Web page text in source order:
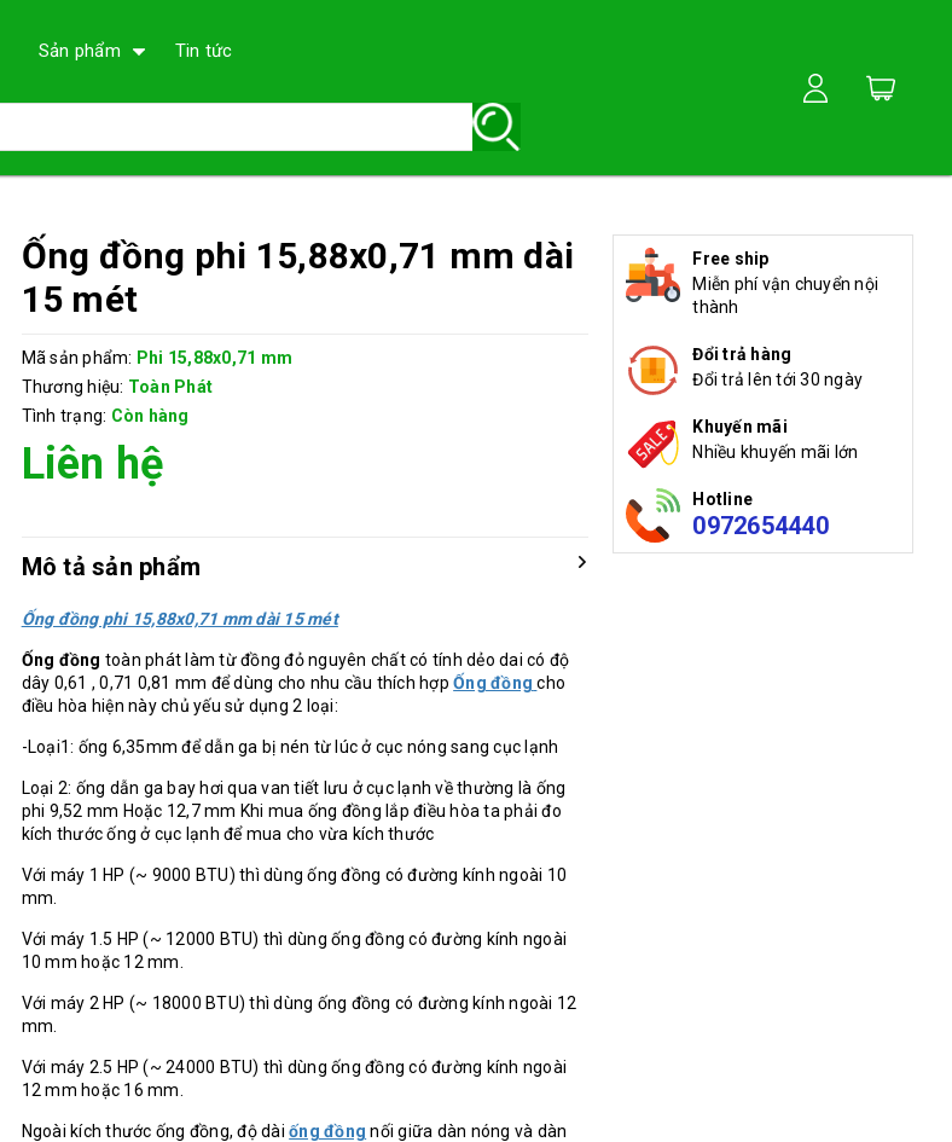
Sản phẩm Tin tức
Ống đồng phi 15,88x0,71 mm dài
15 mét
Mã sản phẩm: Phi 15,88x0,71 mm
Thương hiệu: Toàn Phát
Tình trạng: Còn hàng
Liên hệ
Mô tả sản phẩm
Ống đồng phi 15,88x0,71 mm dài 15 mét
Ống đồng toàn phát làm từ đồng đỏ nguyên chất có tính dẻo dai có độ
dây 0,61 , 0,71 0,81 mm để dùng cho nhu cầu thích hợpỐng đồng cho
điều hòa hiện này chủ yếu sử dụng 2 loại:
-Loại1: ống 6,35mm để dẫn ga bị nén từ lúc ở cục nóng sang cục lạnh
Loại 2: ống dẫn ga bay hơi qua van tiết lưu ở cục lạnh về thường là ống
phi 9,52 mm Hoặc 12,7 mm Khi mua ống đồng lắp điều hòa ta phải đo
kích thước ống ở cục lạnh để mua cho vừa kích thước
Với máy 1 HP (~ 9000 BTU) thì dùng ống đồng có đường kính ngoài 10
mm.
Với máy 1.5 HP (~ 12000 BTU) thì dùng ống đồng có đường kính ngoài
10 mm hoặc 12 mm.
Với máy 2 HP (~ 18000 BTU) thì dùng ống đồng có đường kính ngoài 12
mm.
Với máy 2.5 HP (~ 24000 BTU) thì dùng ống đồng có đường kính ngoài
12 mm hoặc 16 mm.
Ngoài kích thước ống đồng, độ dàiống đồng nối giữa dàn nóng và dàn
Free ship
Miễn phí vận chuyển nội
thành
Đổi trả hàng
Đổi trả lên tới 30 ngày
Khuyến mãi
Nhiều khuyến mãi lớn
Hotline
0972654440